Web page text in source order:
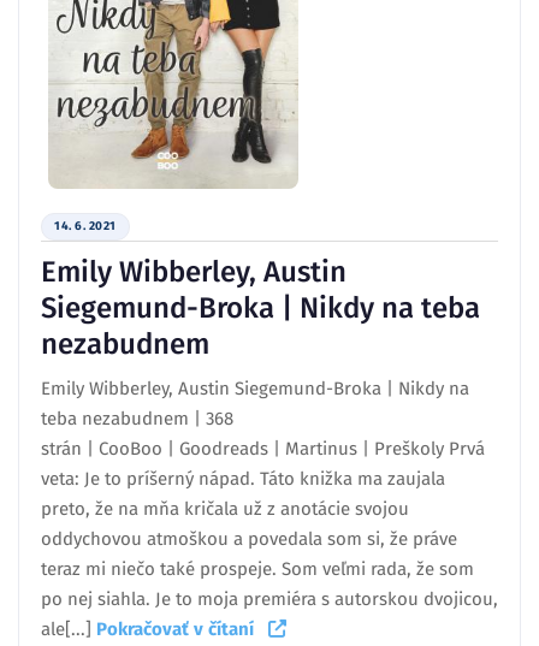
14. 6. 2021
Emily Wibberley, Austin
Siegemund-Broka | Nikdy na teba
nezabudnem
Emily Wibberley, Austin Siegemund-Broka | Nikdy na
teba nezabudnem | 368
strán | CooBoo | Goodreads | Martinus | Preškoly Prvá
veta: Je to príšerný nápad. Táto knižka ma zaujala
preto, že na mňa kričala už z anotácie svojou
oddychovou atmoškou a povedala som si, že práve
teraz mi niečo také prospeje. Som veľmi rada, že som
po nej siahla. Je to moja premiéra s autorskou dvojicou,
ale[...] Pokračovať v čítaní